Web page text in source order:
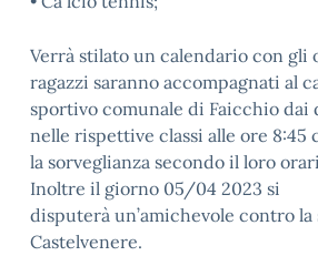
Verrà stilato un calendario con gli
ragazzi saranno accompagnati al
sportivo comunale di Faicchio
nelle rispettive classi alle ore 8:45
la sorveglianza secondo il loro
Inoltre il giorno 05/04 2023 si
disputerà un’amichevole contro la
Castelvenere.